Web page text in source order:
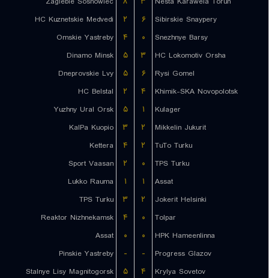
HC Kuznetskie Medvedi
۲ ۶
Sibirskie Snaypery
Omskie Yastreby
۴ ۰
Snezhnye Barsy
Dinamo Minsk
۵ ۳
HC Lokomotiv Orsha
Dneprovskie Lvy
۵ ۶
Rysi Gomel
HC Belstal
۲ ۴
Khimik-SKA Novopolotsk
Yuzhny Ural Orsk
۵ ۱
Kulager
KalPa Kuopio
۳ ۲
Mikkelin Jukurit
Kettera
۴ ۲
TuTo Turku
Sport Vaasan
۲ ۰
TPS Turku
Lukko Rauma
۱ ۱
Assat
TPS Turku
۳ ۲
Jokerit Helsinki
Reaktor Nizhnekamsk
۴ ۰
Tolpar
Assat
۰ ۰
HPK Hameenlinna
Pinskie Yastreby
- -
Progress Glazov
Stalnye Lisy Magnitogorsk
۵ ۴
Krylya Sovetov